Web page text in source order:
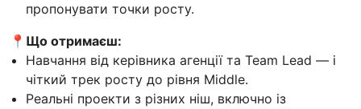
пропонувати точки росту.
📍Що отримаєш:
Навчання від керівника агенції та Team Lead — і
чіткий трек росту до рівня Middle.
Реальні проекти з різних ніш, включно із